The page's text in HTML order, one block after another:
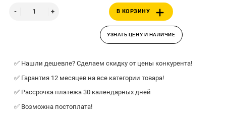
В КОРЗИНУ
УЗНАТЬ ЦЕНУ И НАЛИЧИЕ
✅ Нашли дешевле? Сделаем скидку от цены конкурента!
✅ Гарантия 12 месяцев на все категории товара!
✅ Рассрочка платежа 30 календарных дней
✅ Возможна постоплата!